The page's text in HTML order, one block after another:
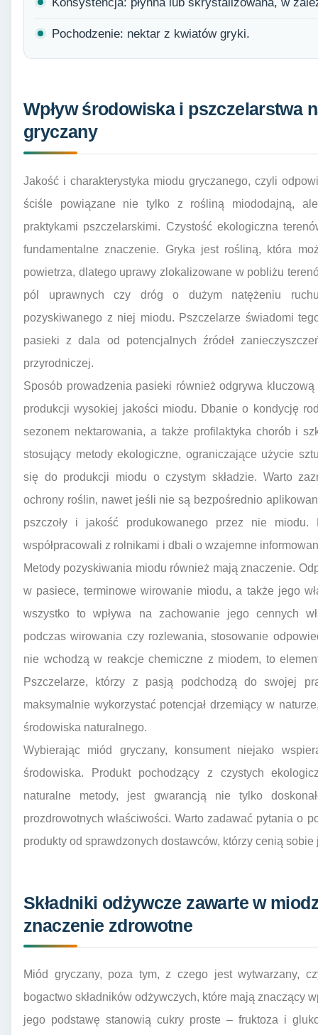
Konsystencja: płynna lub skrystalizowana, w
Pochodzenie: nektar z kwiatów gryki.
Wpływ środowiska i pszczelarstwa
gryczany
Jakość i charakterystyka miodu gryczanego, czyli
ściśle powiązane nie tylko z rośliną miododajną,
praktykami pszczelarskimi. Czystość ekologiczna
fundamentalne znaczenie. Gryka jest rośliną, która
powietrza, dlatego uprawy zlokalizowane w pobliżu
pól uprawnych czy dróg o dużym natężeniu
pozyskiwanego z niej miodu. Pszczelarze świadomi
pasieki z dala od potencjalnych źródeł
przyrodniczej.
Sposób prowadzenia pasieki również odgrywa
produkcji wysokiej jakości miodu. Dbanie o kondycję
sezonem nektarowania, a także profilaktyka chorób i
stosujący metody ekologiczne, ograniczające użycie
się do produkcji miodu o czystym składzie. Warto
ochrony roślin, nawet jeśli nie są bezpośrednio
pszczoły i jakość produkowanego przez nie
współpracowali z rolnikami i dbali o wzajemne
Metody pozyskiwania miodu również mają znaczenie.
w pasiece, terminowe wirowanie miodu, a także jego
wszystko to wpływa na zachowanie jego cennych
podczas wirowania czy rozlewania, stosowanie
nie wchodzą w reakcje chemiczne z miodem, to
Pszczelarze, którzy z pasją podchodzą do swojej
maksymalnie wykorzystać potencjał drzemiący w
środowiska naturalnego.
Wybierając miód gryczany, konsument niejako
środowiska. Produkt pochodzący z czystych
naturalne metody, jest gwarancją nie tylko
prozdrowotnych właściwości. Warto zadawać pytania o
produkty od sprawdzonych dostawców, którzy cenią
Składniki odżywcze zawarte w
znaczenie zdrowotne
Miód gryczany, poza tym, z czego jest wytwarzany,
bogactwo składników odżywczych, które mają znaczący
jego podstawę stanowią cukry proste – fruktoza i